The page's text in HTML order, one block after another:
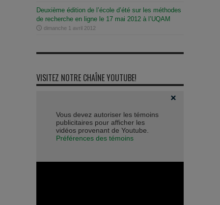
Deuxième édition de l’école d’été sur les méthodes
de recherche en ligne le 17 mai 2012 à l’UQAM
dimanche 1 avril 2012
VISITEZ NOTRE CHAÎNE YOUTUBE!
Vous devez autoriser les témoins
publicitaires pour afficher les
vidéos provenant de Youtube.
Préférences des témoins